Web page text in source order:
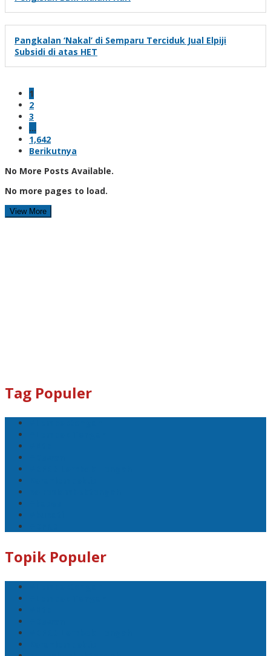
Pangkalan ‘Nakal’ di Semparu Terciduk Jual Elpiji
Subsidi di atas HET
1
2
3
…
1,642
Berikutnya
No More Posts Available.
No more pages to load.
View More
Tag Populer
Topik Populer